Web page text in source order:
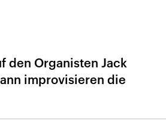
den Organisten Jack
improvisieren die